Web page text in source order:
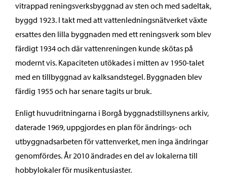
vitrappad reningsverksbyggnad av sten och med sadeltak,
byggd 1923. I takt med att vattenledningsnätverket växte
ersattes den lilla byggnaden med ett reningsverk som blev
färdigt 1934 och där vattenreningen kunde skötas på
modernt vis. Kapaciteten utökades i mitten av 1950-talet
med en tillbyggnad av kalksandstegel. Byggnaden blev
färdig 1955 och har senare tagits ur bruk.
Enligt huvudritningarna i Borgå byggnadstillsynens arkiv,
daterade 1969, uppgjordes en plan för ändrings- och
utbyggnadsarbeten för vattenverket, men inga ändringar
genomfördes. År 2010 ändrades en del av lokalerna till
hobbylokaler för musikentusiaster.